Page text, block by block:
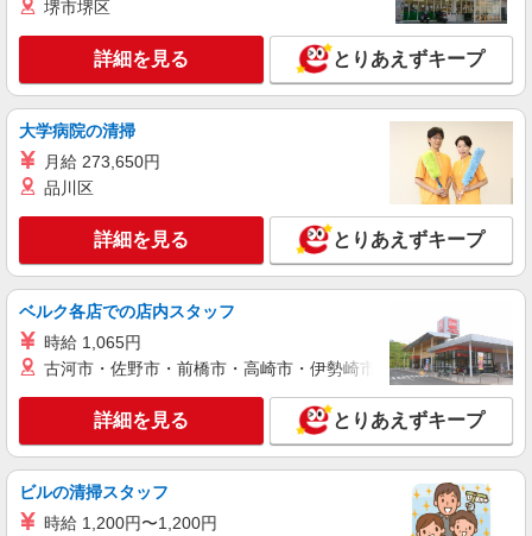
パート
ロジスティード中部株式会社
フォークリフトオペレーター
勤費 ＝時給210,000円（1,250円×8時間×21
日）+時間外（46,875円※時間外30時間の場合）
愛知県春日井市上田楽町字野元2211
キープ 詳細を見る
アルバイト パート
ロジスティード中部株式会社
時給1,250円 【月収例】 256,875円 + 通
勤費 ＝時給210,000円（1,250円×8時間×21
日）+時間外（46,875円※時間外30時間の場合）
愛知県春日井市上田楽町字野元2211
キープ 詳細を見る
アルバイト パート
堺市堺区
詳細を見る とりあえずキープ
大学病院の清掃
月給 273,650円
品川区
詳細を見る とりあえずキープ
ベルク各店での店内スタッフ
時給 1,065円
古河市・佐野市・前橋市・高崎市・伊勢崎市・太田市・館林市
詳細を見る とりあえずキープ
ビルの清掃スタッフ
時給 1,200円〜1,200円